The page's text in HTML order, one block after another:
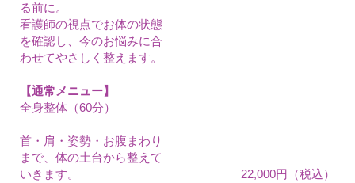
る前に。
看護師の視点でお体の状態
を確認し、今のお悩みに合
わせてやさしく整えます。
【通常メニュー】
全身整体（60分）
首・肩・姿勢・お腹まわり
まで、体の土台から整えて
いきます。
22,000円（税込）